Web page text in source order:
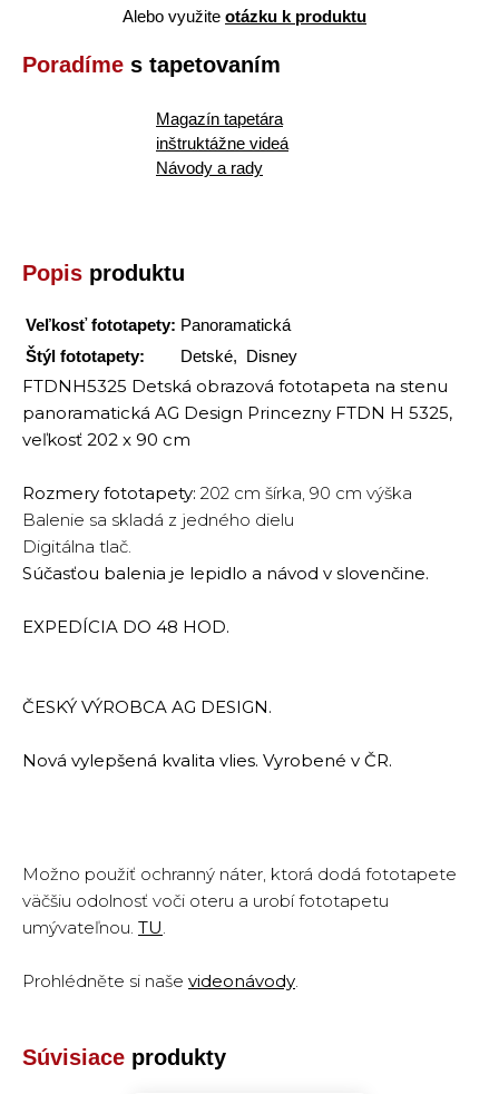
Alebo využite otázku k produktu
Poradíme s tapetovaním
Magazín tapetára
inštruktážne videá
Návody a rady
Popis produktu
Veľkosť fototapety: Panoramatická
Štýl fototapety:
Detské, Disney
FTDNH5325 Detská obrazová fototapeta na stenu
panoramatická AG Design Princezny FTDN H 5325,
veľkosť 202 x 90 cm
Rozmery fototapety: 202 cm šírka, 90 cm výška
Balenie sa skladá z jedného dielu
Digitálna tlač.
Súčasťou balenia je lepidlo a návod v slovenčine.
EXPEDÍCIA DO 48 HOD.
ČESKÝ VÝROBCA AG DESIGN.
Nová vylepšená kvalita vlies. Vyrobené v ČR.
Možno použiť ochranný náter, ktorá dodá fototapete
väčšiu odolnosť voči oteru a urobí fototapetu
umývateľnou. TU.
Prohlédněte si naše videonávody.
Súvisiace produkty